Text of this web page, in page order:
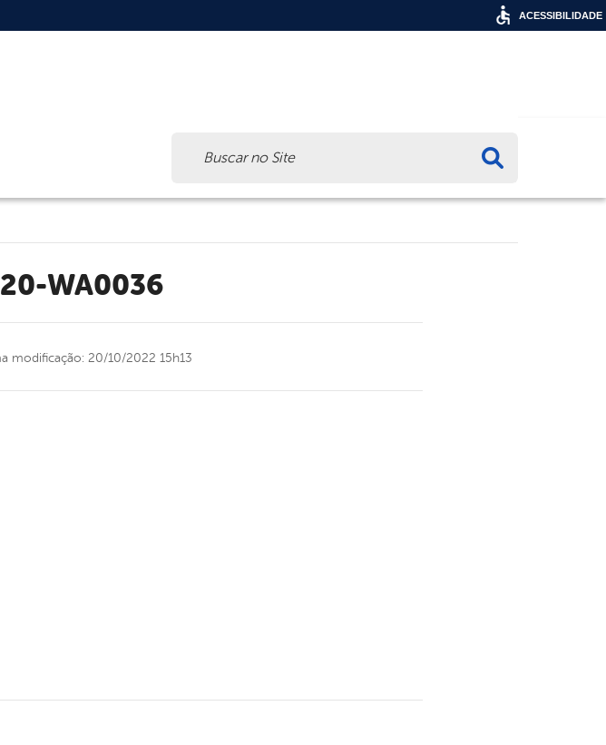
WA0036
modificação: 20/10/2022 15h13
ACESSIBILIDADE